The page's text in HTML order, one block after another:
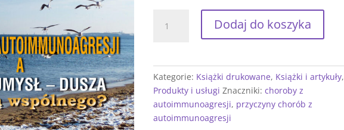
Choroby
ciało-
umysł-
dusza.
Dodaj do koszyka
Kategorie: Książki drukowane, Książki i artykuły,
Produkty i usługi Znaczniki:choroby z
autoimmunoagresji, przyczyny chorób z
autoimmunoagresji